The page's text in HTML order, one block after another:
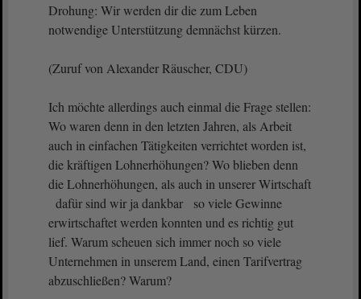
Drohung: Wir werden dir die zum Leben
notwendige Unterstützung demnächst kürzen.
(Zuruf von Alexander Räuscher, CDU)
Ich möchte allerdings auch einmal die Frage stellen:
Wo waren denn in den letzten Jahren, als Arbeit
auch in einfachen Tätigkeiten verrichtet worden ist,
die kräftigen Lohnerhöhungen? Wo blieben denn
die Lohnerhöhungen, als auch in unserer Wirtschaft
dafür sind wir ja dankbar so viele Gewinne
erwirtschaftet werden konnten und es richtig gut
lief. Warum scheuen sich immer noch so viele
Unternehmen in unserem Land, einen Tarifvertrag
abzuschließen? Warum?